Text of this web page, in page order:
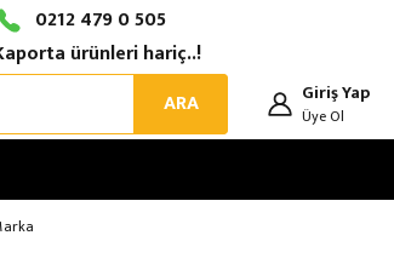
0212 479 0 505
ürünleri hariç..!
ARA
Giriş Yap
Üye Ol